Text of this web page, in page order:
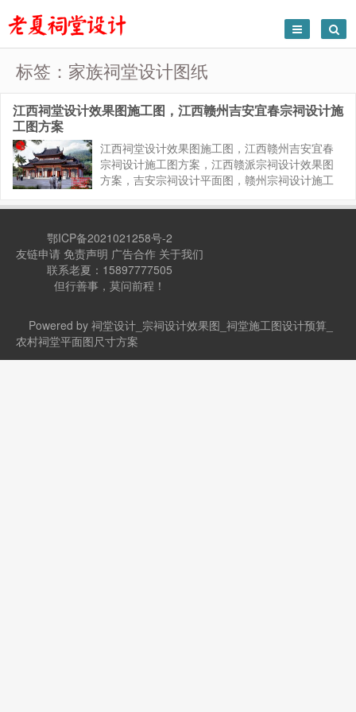
标签：家族祠堂设计图纸
江西祠堂设计效果图施工图，江西赣州吉安宜春宗祠设计施
工图方案
江西祠堂设计效果图施工图，江西赣州吉安宜春
宗祠设计施工图方案，江西赣派宗祠设计效果图
方案，吉安宗祠设计平面图，赣州宗祠设计施工
万80万100万200万祠堂设计图纸方案，哪家祠堂
鄂ICP备2021021258号-2
友链申请 免责声明 广告合作 关于我们
联系老夏：15897777505
但行善事，莫问前程！
Powered by 祠堂设计_宗祠设计效果图_祠堂施工图设计预算_
农村祠堂平面图尺寸方案